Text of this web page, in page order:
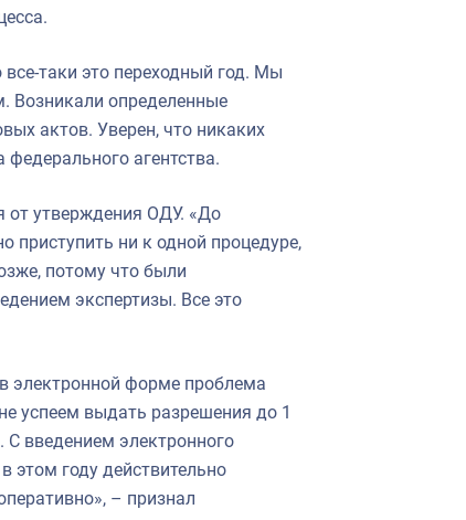
все-таки это переходный год. Мы
Возникали определенные
актов. Уверен, что никаких
агентства.
от утверждения ОДУ. «До
ни к одной процедуре,
потому что были
экспертизы. Все это
электронной форме проблема
успеем выдать разрешения до 1
С введением электронного
этом году действительно
– признал